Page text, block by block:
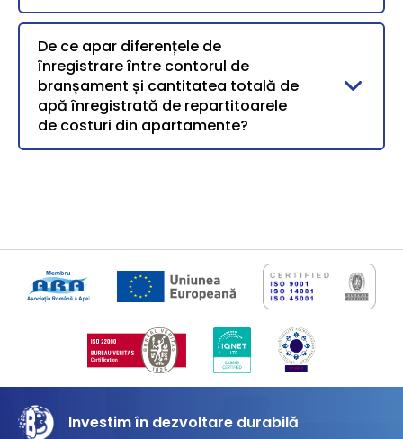
De ce apar diferențele de
înregistrare între contorul de
branșament și cantitatea totală de
apă înregistrată de repartitoarele
de costuri din apartamente?
Investim în dezvoltare durabilă